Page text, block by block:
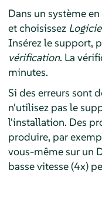
Dans un système
et choisissez
Insérez le support,
vérification. La
minutes.
Si des erreurs sont
n'utilisez pas le
l'installation. Des
produire, par
vous-même sur un
basse vitesse (4x)